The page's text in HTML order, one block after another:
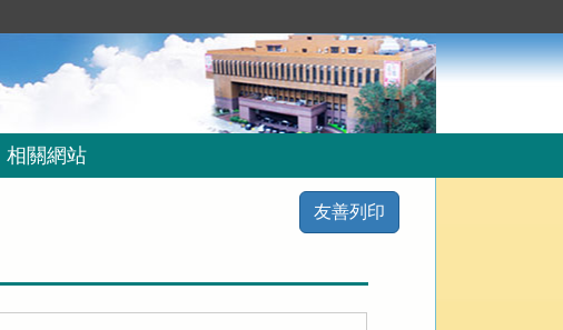
相關網站
友善列印